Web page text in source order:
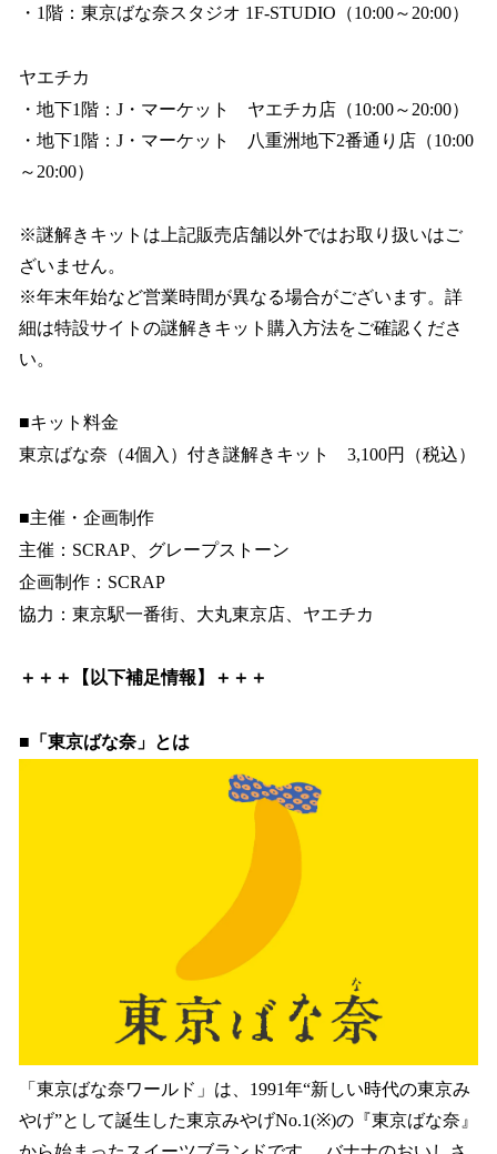
・1階：東京ばな奈スタジオ 1F-STUDIO（10:00～20:00）
ヤエチカ
・地下1階：J・マーケット ヤエチカ店（10:00～20:00）
・地下1階：J・マーケット 八重洲地下2番通り店（10:00
～20:00）
※謎解きキットは上記販売店舗以外ではお取り扱いはご
ざいません。
※年末年始など営業時間が異なる場合がございます。詳
細は特設サイトの謎解きキット購入方法をご確認くださ
い。
■キット料金
東京ばな奈（4個入）付き謎解きキット 3,100円（税込）
■主催・企画制作
主催：SCRAP、グレープストーン
企画制作：SCRAP
協力：東京駅一番街、大丸東京店、ヤエチカ
＋＋＋【以下補足情報】＋＋＋
■「東京ばな奈」とは
「東京ばな奈ワールド」は、1991年“新しい時代の東京み
やげ”として誕⽣した東京みやげNo.1(※)の『東京ばな奈』